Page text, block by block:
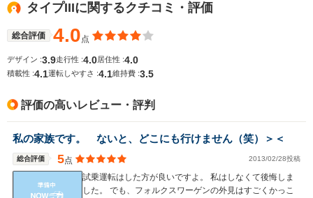
サイズ
(全長x全幅x全高)
-m
-m
-m
タイプIIIに関するクチコミ・評価
総合評価 4.0点
デザイン :3.9走行性 :4.0 居住性 :4.0
積載性 :4.1運転しやすさ :4.1維持費 :3.5
評価の高いレビュー・評判
私の家族です。 ないと、どこにも行けません（笑）＞＜
総合評価 5点 2013/02/28投稿
試乗運転はした方が良いですよ。 私はしなくて後悔しま
した。 でも、フォルクスワーゲンの外見はすごくかっこ